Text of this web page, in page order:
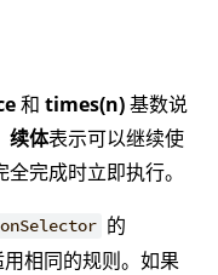
和 times(n)基数说
续体表示可以继续使
完成时立即执行。
的
相同的规则。如果